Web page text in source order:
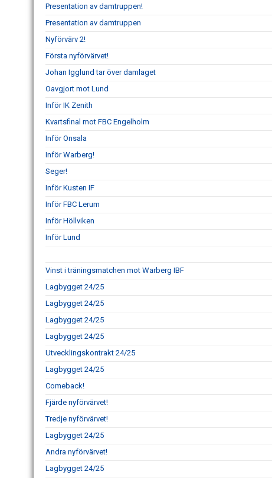
Presentation av damtruppen!
Presentation av damtruppen
Nyförvärv 2!
Första nyförvärvet!
Johan Igglund tar över damlaget
Oavgjort mot Lund
Inför IK Zenith
Kvartsfinal mot FBC Engelholm
Inför Onsala
Inför Warberg!
Seger!
Inför Kusten IF
Inför FBC Lerum
Inför Höllviken
Inför Lund
Vinst i träningsmatchen mot Warberg IBF
Lagbygget 24/25
Lagbygget 24/25
Lagbygget 24/25
Lagbygget 24/25
Utvecklingskontrakt 24/25
Lagbygget 24/25
Comeback!
Fjärde nyförvärvet!
Tredje nyförvärvet!
Lagbygget 24/25
Andra nyförvärvet!
Lagbygget 24/25